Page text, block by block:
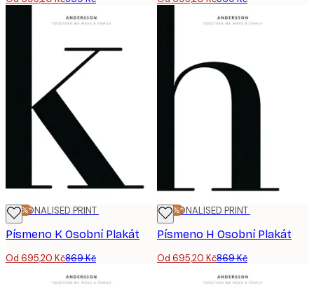
-20%*
PERSONALISED PRINT
Písmeno K Osobní Plakát
Od 695,20 Kč869 Kč
-20%*
PERSONALISED PRINT
Písmeno H Osobní Plakát
Od 695,20 Kč869 Kč